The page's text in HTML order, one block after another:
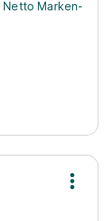
Netto Marken-